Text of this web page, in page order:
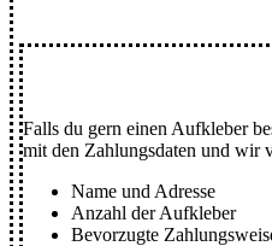
Falls du gern einen Aufkleber
mit den Zahlungsdaten und wir
Name und Adresse
Anzahl der Aufkleber
Bevorzugte